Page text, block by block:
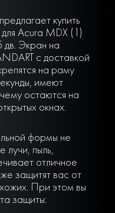
купить
Acura MDX (1)
Экран на
с доставкой
на раму
имеют
остаются на
окнах.
формы не
лучи, пыль,
отличное
защитят вас от
При этом вы
защиты: